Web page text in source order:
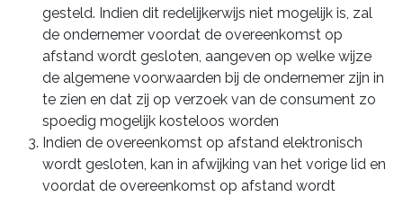
gesteld. Indien dit redelijkerwijs niet mogelijk is, zal
de ondernemer voordat de overeenkomst op
afstand wordt gesloten, aangeven op welke wijze
de algemene voorwaarden bij de ondernemer zijn in
te zien en dat zij op verzoek van de consument zo
spoedig mogelijk kosteloos worden
Indien de overeenkomst op afstand elektronisch
wordt gesloten, kan in afwijking van het vorige lid en
voordat de overeenkomst op afstand wordt